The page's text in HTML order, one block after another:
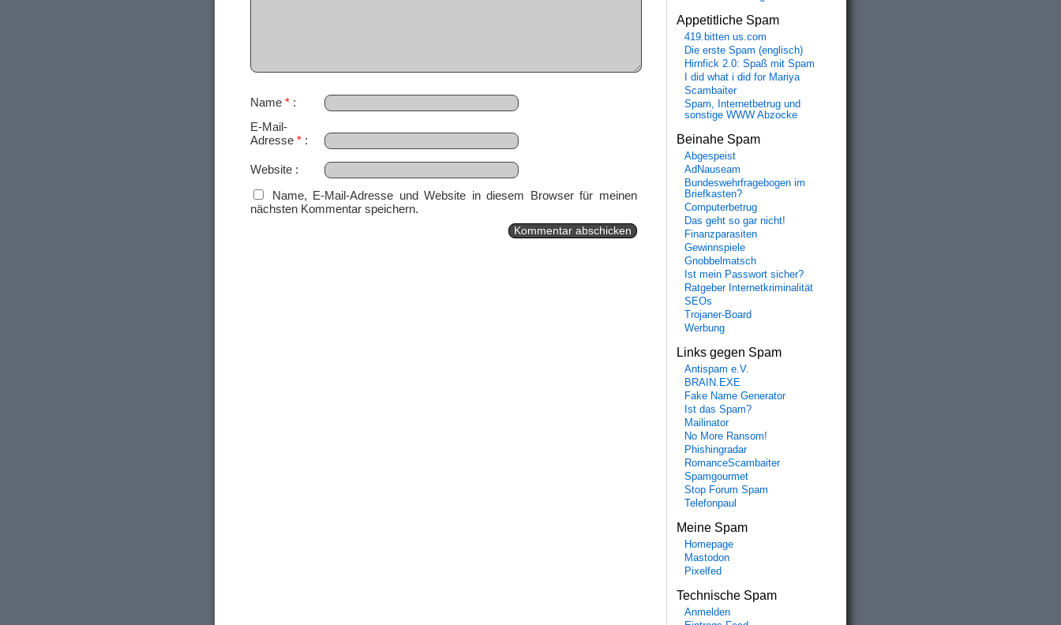
Name *
E-Mail-
Adresse *
Website
Name, E-Mail-Adresse und Website in diesem Browser für meinen
nächsten Kommentar speichern.
Appetitliche Spam
419.bitten us.com
Die erste Spam (englisch)
Hirnfick 2.0: Spaß mit Spam
I did what i did for Mariya
Scambaiter
Spam, Internetbetrug und
sonstige WWW Abzocke
Beinahe Spam
Abgespeist
AdNauseam
Bundeswehrfragebogen im
Briefkasten?
Computerbetrug
Das geht so gar nicht!
Finanzparasiten
Gewinnspiele
Gnobbelmatsch
Ist mein Passwort sicher?
Ratgeber Internetkriminalität
SEOs
Trojaner-Board
Werbung
Links gegen Spam
Antispam e.V.
BRAIN.EXE
Fake Name Generator
Ist das Spam?
Mailinator
No More Ransom!
Phishingradar
RomanceScambaiter
Spamgourmet
Stop Forum Spam
Telefonpaul
Meine Spam
Homepage
Mastodon
Pixelfed
Technische Spam
Anmelden